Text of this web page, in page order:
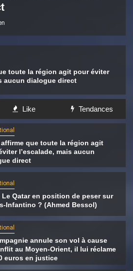
toute la région agit pour éviter
aucun dialogue direct
Like Tendances
affirme que toute la région agit
l’escalade, mais aucun
direct
Le Qatar en position de peser sur
Infantino ? (Ahmed Bessol)
annule son vol à cause
au Moyen-Orient, il lui réclame
euros en justice